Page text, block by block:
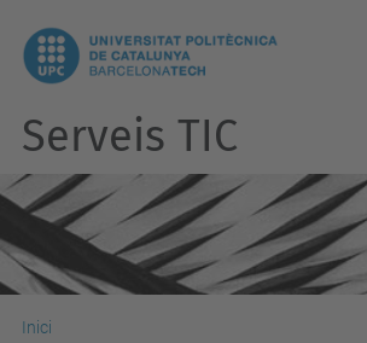
Serveis TIC
Inici